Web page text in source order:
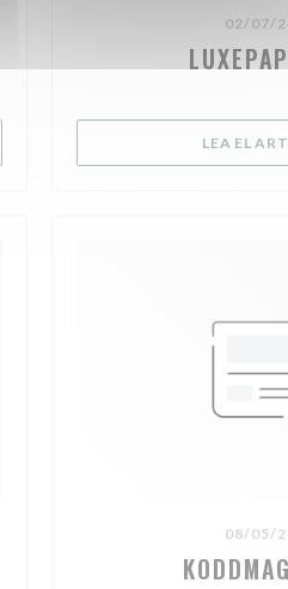
VENTANA))
02/07/
LEA EL
08/05/